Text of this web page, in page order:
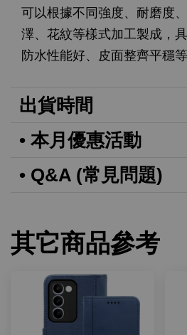
可以根據不同強度、耐磨度
澤、花紋等樣式加工製成，
防水性能好、皮面整齊平穩等
出貨時間
• 本月優惠活動
• Q&A (常見問題)
其它商品參考